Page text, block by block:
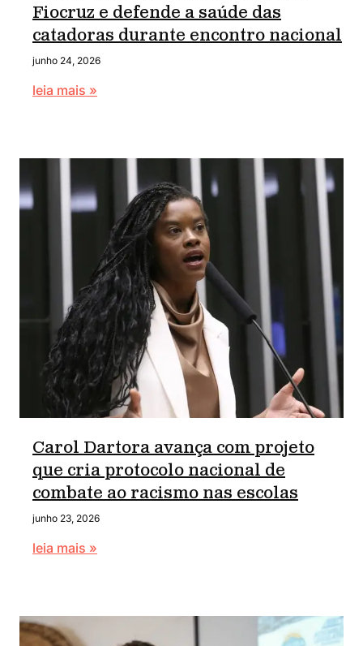
Fiocruz e defende a saúde das
catadoras durante encontro nacional
junho 24, 2026
leia mais »
Carol Dartora avança com projeto
que cria protocolo nacional de
combate ao racismo nas escolas
junho 23, 2026
leia mais »